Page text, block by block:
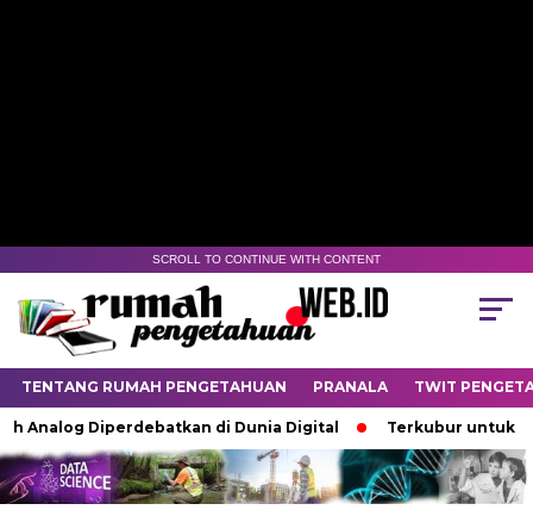
SCROLL TO CONTINUE WITH CONTENT
TENTANG RUMAH PENGETAHUAN PRANALA TWIT
Diperdebatkan di Dunia Digital Terkubur untuk